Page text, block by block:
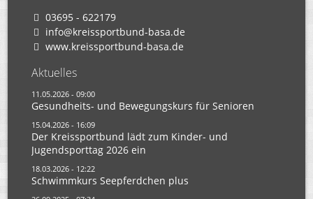
03695 - 622179
info@kreissportbund-basa.de
www.kreissportbund-basa.de
Aktuelles
11.05.2026 - 09:00
Gesundheits- und Bewegungskurs für Senioren
15.04.2026 - 16:09
Der Kreissportbund lädt zum Kinder- und
Jugendsporttag 2026 ein
18.03.2026 - 12:22
Schwimmkurs Seepferdchen plus